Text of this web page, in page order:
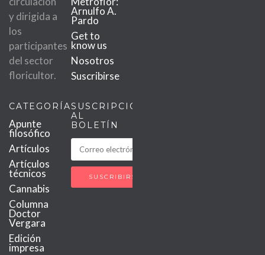
y dirigida a
los
participantes
del sector
floricultor.
Arnulfo A.
Pardo
Get to
know us
Nosotros
Suscribirse
CATEGORÍAS
Apunte
filosófico
Artículos
Artículos
técnicos
Cannabis
Columna
Doctor
Vergara
Edición
impresa
SUSCRIPCIÓN
AL
BOLETÍN